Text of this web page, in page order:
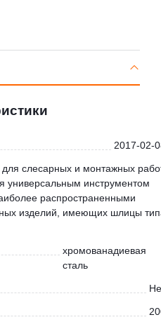
2017-02-
для слесарных и монтажных
универсальным инструментом
распространенными
изделий, имеющих шлицы
хромованадиевая
сталь